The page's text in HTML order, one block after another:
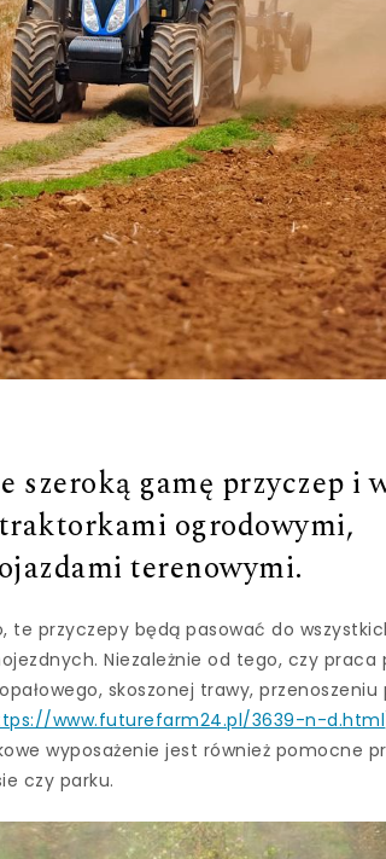
szeroką gamę przyczep i
ogrodowymi,
terenowymi.
te przyczepy będą pasować do
Niezależnie od tego, czy praca
skoszonej trawy, przenoszeniu
www.futurefarm24.pl/3639-n-d.html
wyposażenie jest również pomocne
czy parku.